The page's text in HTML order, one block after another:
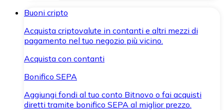
Buoni cripto
Acquista criptovalute in contanti e altri mezzi di
pagamento nel tuo negozio più vicino.
Acquista con contanti
Bonifico SEPA
Aggiungi fondi al tuo conto Bitnovo o fai acquisti
diretti tramite bonifico SEPA al miglior prezzo.